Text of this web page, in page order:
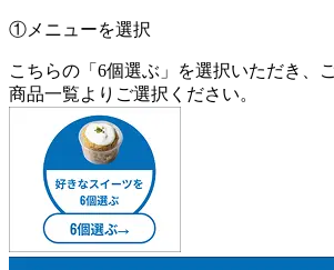
①メニューを選択
こちらの「6個選ぶ」を選択いただき、
商品一覧よりご選択ください。